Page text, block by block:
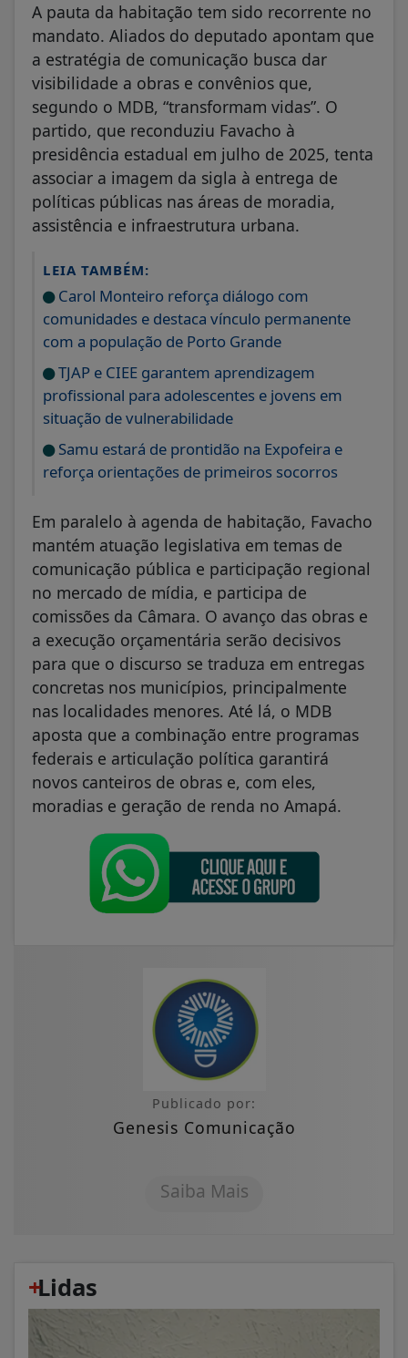
A pauta da habitação tem sido recorrente no
mandato. Aliados do deputado apontam que
a estratégia de comunicação busca dar
visibilidade a obras e convênios que,
segundo o MDB, “transformam vidas”. O
partido, que reconduziu Favacho à
presidência estadual em julho de 2025, tenta
associar a imagem da sigla à entrega de
políticas públicas nas áreas de moradia,
assistência e infraestrutura urbana.
LEIA TAMBÉM:
Carol Monteiro reforça diálogo com
comunidades e destaca vínculo permanente
com a população de Porto Grande
TJAP e CIEE garantem aprendizagem
profissional para adolescentes e jovens em
situação de vulnerabilidade
Samu estará de prontidão na Expofeira e
reforça orientações de primeiros socorros
Em paralelo à agenda de habitação, Favacho
mantém atuação legislativa em temas de
comunicação pública e participação regional
no mercado de mídia, e participa de
comissões da Câmara. O avanço das obras e
a execução orçamentária serão decisivos
para que o discurso se traduza em entregas
concretas nos municípios, principalmente
nas localidades menores. Até lá, o MDB
aposta que a combinação entre programas
federais e articulação política garantirá
novos canteiros de obras e, com eles,
moradias e geração de renda no Amapá.
Publicado por:
Genesis Comunicação
Saiba Mais
+
Lidas